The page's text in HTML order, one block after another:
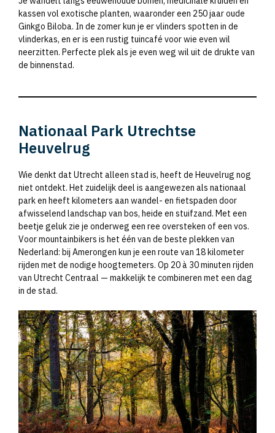
kassen vol exotische planten, waaronder een 250 jaar oude
Ginkgo Biloba. In de zomer kun je er vlinders spotten in de
vlinderkas, en er is een rustig tuincafé voor wie even wil
neerzitten. Perfecte plek als je even weg wil uit de drukte van
de binnenstad.
Nationaal Park Utrechtse
Heuvelrug
Wie denkt dat Utrecht alleen stad is, heeft de Heuvelrug nog
niet ontdekt. Het zuidelijk deel is aangewezen als nationaal
park en heeft kilometers aan wandel- en fietspaden door
afwisselend landschap van bos, heide en stuifzand. Met een
beetje geluk zie je onderweg een ree oversteken of een vos.
Voor mountainbikers is het één van de beste plekken van
Nederland: bij Amerongen kun je een route van 18 kilometer
rijden met de nodige hoogtemeters. Op 20 à 30 minuten rijden
van Utrecht Centraal — makkelijk te combineren met een dag
in de stad.